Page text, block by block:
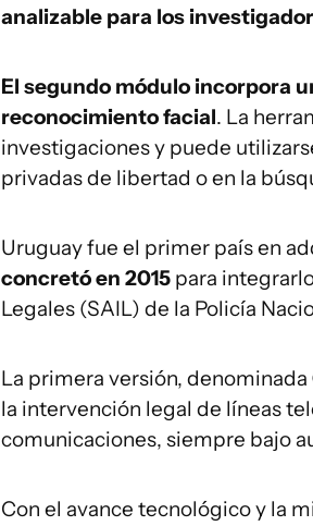
analizable para los
El segundo módulo incorpora
reconocimiento facial. La
investigaciones y puede
privadas de libertad o en la
Uruguay fue el primer país en
concretó en 2015 para
Legales (SAIL) de la Policía
La primera versión, denominada
la intervención legal de líneas
comunicaciones, siempre bajo
Con el avance tecnológico y la